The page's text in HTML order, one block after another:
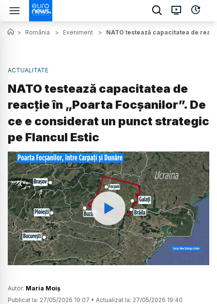
> România > Eveniment > NATO testează capacitatea de
ACTUALITATE
NATO testează capacitatea de
reacție în „Poarta Focșanilor”. De
ce e considerat un punct strategic
pe Flancul Estic
Watch
Autor: Maria Moiș
Publicat la: 27/05/2026 19:07 • Actualizat la: 27/05/2026 19:40